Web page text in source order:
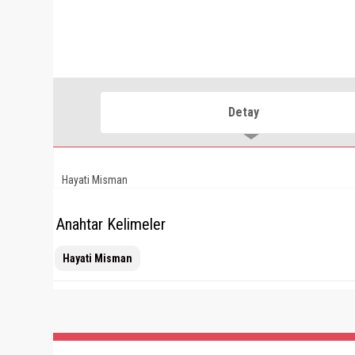
Detay
Hayati Misman
Anahtar Kelimeler
Hayati Misman